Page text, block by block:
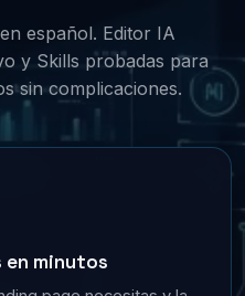
español. Editor IA
y Skills probadas para
sin complicaciones.
en minutos